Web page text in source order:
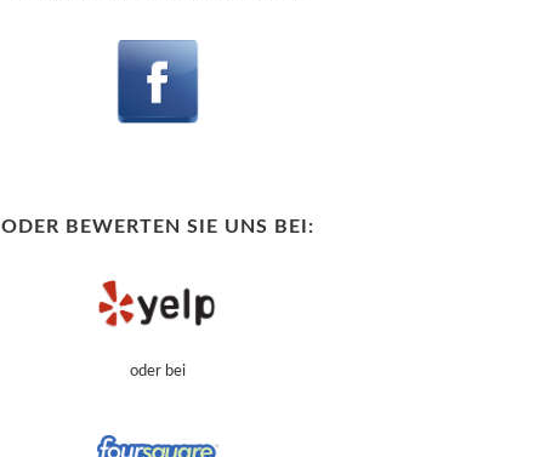
ODER BEWERTEN SIE UNS BEI:
oder bei